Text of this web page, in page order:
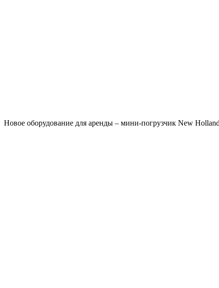
Новое оборудование для аренды – мини-погрузчик New